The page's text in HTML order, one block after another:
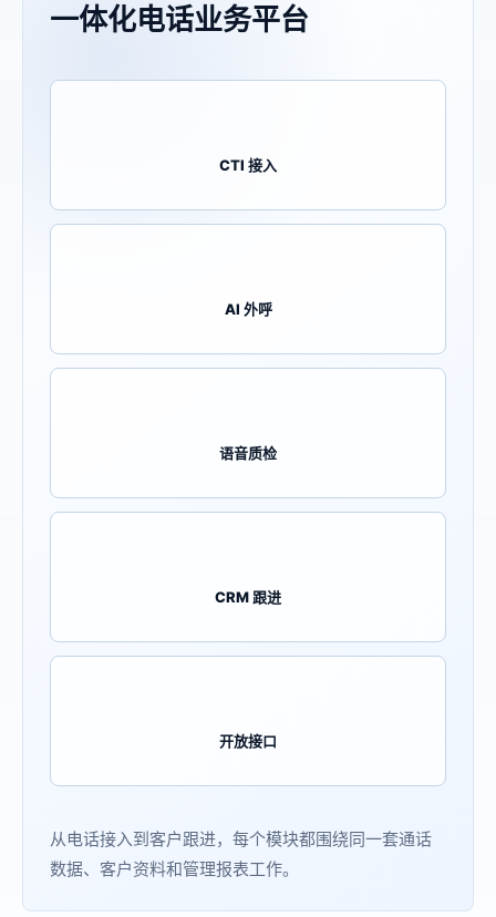
一体化电话业务平台
CTI 接入
AI 外呼
语音质检
CRM 跟进
开放接口
从电话接入到客户跟进，每个模块都围绕同一套通话
数据、客户资料和管理报表工作。